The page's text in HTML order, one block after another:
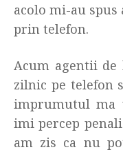
acolo mi-au
prin telefon.
Acum agentii de
zilnic pe telefon
imprumutul ma
imi percep
am zis ca nu